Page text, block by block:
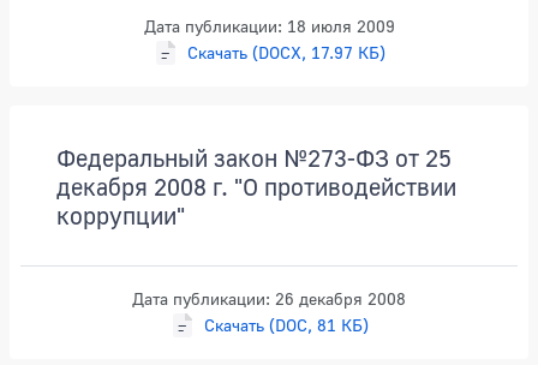
Дата публикации: 18 июля 2009
Скачать (DOCX, 17.97 КБ)
Федеральный закон №273-ФЗ от 25
декабря 2008 г. "О противодействии
коррупции"
Дата публикации: 26 декабря 2008
Скачать (DOC, 81 КБ)